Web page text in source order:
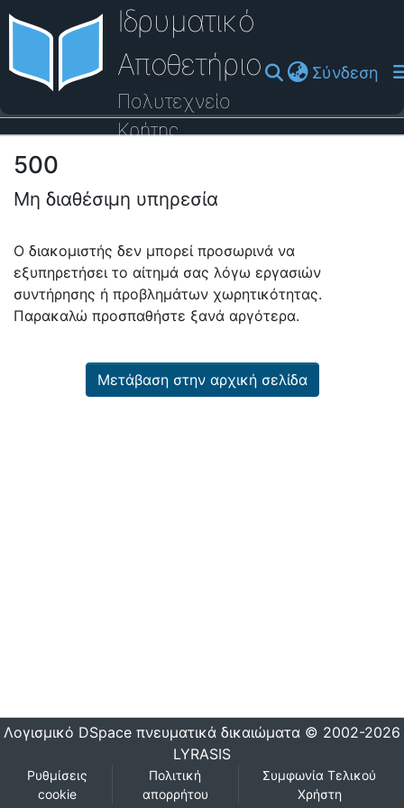
Ιδρυματικό
Αποθετήριο
Πολυτεχνείο
Κρήτης
Σύνδεση
Οδηγός Βοήθειας
500
Μη διαθέσιμη υπηρεσία
Ο διακομιστής δεν μπορεί προσωρινά να
εξυπηρετήσει το αίτημά σας λόγω εργασιών
συντήρησης ή προβλημάτων χωρητικότητας.
Παρακαλώ προσπαθήστε ξανά αργότερα.
Μετάβαση στην αρχική σελίδα
Λογισμικό DSpace πνευματικά δικαιώματα © 2002-2026
LYRASIS
Ρυθμίσεις
cookie
Πολιτική
απορρήτου
Συμφωνία Τελικού
Χρήστη